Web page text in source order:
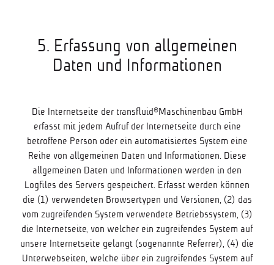
5. Erfassung von allgemeinen
Daten und Informationen
Die Internetseite der transfluid®Maschinenbau GmbH
erfasst mit jedem Aufruf der Internetseite durch eine
betroffene Person oder ein automatisiertes System eine
Reihe von allgemeinen Daten und Informationen. Diese
allgemeinen Daten und Informationen werden in den
Logfiles des Servers gespeichert. Erfasst werden können
die (1) verwendeten Browsertypen und Versionen, (2) das
vom zugreifenden System verwendete Betriebssystem, (3)
die Internetseite, von welcher ein zugreifendes System auf
unsere Internetseite gelangt (sogenannte Referrer), (4) die
Unterwebseiten, welche über ein zugreifendes System auf